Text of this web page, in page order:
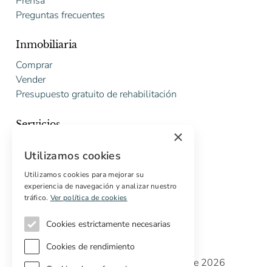
Preguntas frecuentes
Inmobiliaria
Comprar
Vender
Presupuesto gratuito de rehabilitación
Servicios
Compradores internacionales
Propiedades off-market
Servicios para compradores
Copyright © Cottage Properties Real Estate 2026
×
Utilizamos cookies
Utilizamos cookies para mejorar su
experiencia de navegación y analizar nuestro
tráfico. Ver política de cookies
Cookies estrictamente necesarias
Cookies de rendimiento